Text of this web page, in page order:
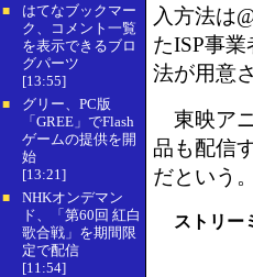
■
はてなブックマー
ク、コメント一覧
を表示できるブロ
グパーツ
[13:55]
■
グリー、PC版
「GREE」でFlash
ゲームの提供を開
始
[13:21]
■
NHKオンデマン
ド、「第60回 紅白
歌合戦」を期間限
定で配信
[11:54]
入方法は
たISP事
法が用意
東映ア
品も配信
だという。
ストリー